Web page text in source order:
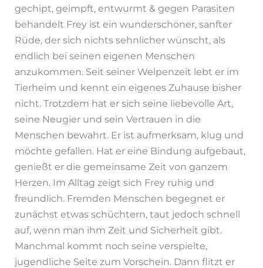
gechipt, geimpft, entwurmt & gegen Parasiten
behandelt Frey ist ein wunderschöner, sanfter
Rüde, der sich nichts sehnlicher wünscht, als
endlich bei seinen eigenen Menschen
anzukommen. Seit seiner Welpenzeit lebt er im
Tierheim und kennt ein eigenes Zuhause bisher
nicht. Trotzdem hat er sich seine liebevolle Art,
seine Neugier und sein Vertrauen in die
Menschen bewahrt. Er ist aufmerksam, klug und
möchte gefallen. Hat er eine Bindung aufgebaut,
genießt er die gemeinsame Zeit von ganzem
Herzen. Im Alltag zeigt sich Frey ruhig und
freundlich. Fremden Menschen begegnet er
zunächst etwas schüchtern, taut jedoch schnell
auf, wenn man ihm Zeit und Sicherheit gibt.
Manchmal kommt noch seine verspielte,
jugendliche Seite zum Vorschein. Dann flitzt er